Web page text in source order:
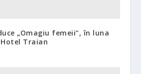
„Omagiu femeii”, în luna
Traian